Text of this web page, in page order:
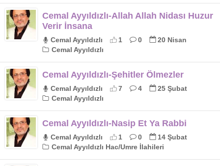
Cemal Ayyıldızlı-Allah Allah Nidası Huzur
Verir İnsana
Cemal Ayyıldızlı 1 0
20 Nisan
Cemal Ayyıldızlı
Cemal Ayyıldızlı-Şehitler Ölmezler
Cemal Ayyıldızlı 7 4
25 Şubat
Cemal Ayyıldızlı
Cemal Ayyıldızlı-Nasip Et Ya Rabbi
Cemal Ayyıldızlı 1 0
14 Şubat
Cemal Ayyıldızlı Hac/Umre İlahileri